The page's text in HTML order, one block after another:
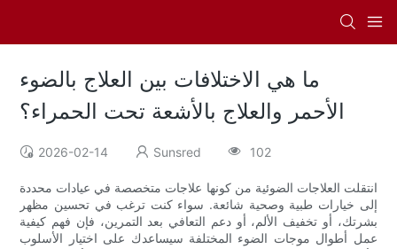
ما هي الاختلافات بين العلاج بالضوء
الأحمر والعلاج بالأشعة تحت الحمراء؟
2026-02-14 Sunsred 102
انتقلت العلاجات الضوئية من كونها علاجات متخصصة في عيادات محددة
إلى خيارات طبية وصحية شائعة. سواء كنت ترغب في تحسين مظهر
بشرتك، أو تخفيف الألم، أو دعم التعافي بعد التمرين، فإن فهم كيفية
عمل أطوال موجات الضوء المختلفة سيساعدك على اختيار الأسلوب